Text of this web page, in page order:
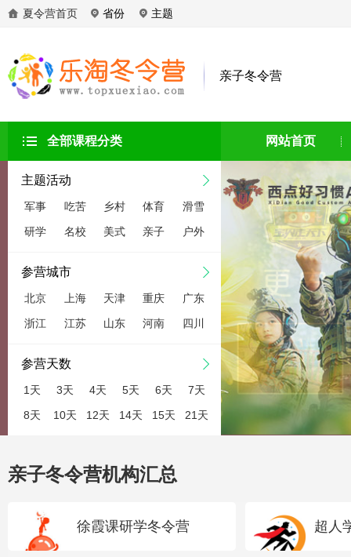
夏令营首页 省份 主题
亲子冬令营
全部课程分类 网站首页
主题活动
军事 吃苦 乡村 体育
滑雪
研学
名校 美式 亲子 户外
参营城市
北京 上海 天津 重庆
广东
浙江
江苏 山东 河南 四川
参营天数
1天 3天 4天 5天 6天
7天
8天
10天 12天 14天 15天 21天
亲子冬令营机构汇总
徐霞课研学冬令营 超人